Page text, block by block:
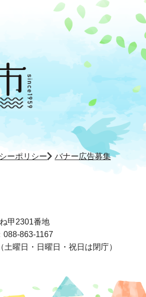
ーポリシー バナー広告募集
甲2301番地
088-863-1167
（土曜日・日曜日・祝日は閉庁）